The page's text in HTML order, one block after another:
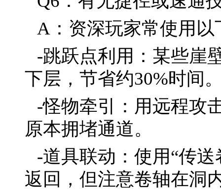
A：资深玩家常使用以
-跳跃点利用：某些崖
下层，节省约30%时间
-怪物牵引：用远程攻
原本拥堵通道。
-道具联动：使用“传
返回，但注意卷轴在洞